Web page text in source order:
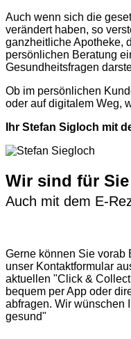
Auch wenn sich die
verändert haben, so
ganzheitliche Apotheke,
persönlichen Beratung
Gesundheitsfragen
Ob im persönlichen
oder auf digitalem Weg,
Ihr Stefan Sigloch mit
Wir sind für
Auch mit dem E-
Gerne können Sie vorab
unser Kontaktformular
aktuellen "Click &
bequem per App oder
abfragen. Wir wünschen
gesund"